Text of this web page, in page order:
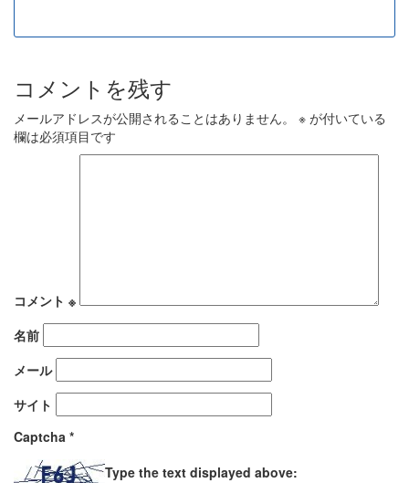
コメントを残す
メールアドレスが公開されることはありません。 ※ が付いている
欄は必須項目です
コメント ※
名前
メール
サイト
Captcha *
Type the text displayed above: